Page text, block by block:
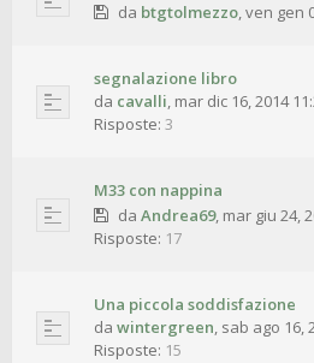
da btgtolmezzo,ven gen
segnalazione libro
da cavalli, mar dic 16, 2014
Risposte: 3
M33 con nappina
da Andrea69, mar giu 24,
Risposte: 17
Una piccola soddisfazione
da wintergreen, sab ago 16,
Risposte: 15